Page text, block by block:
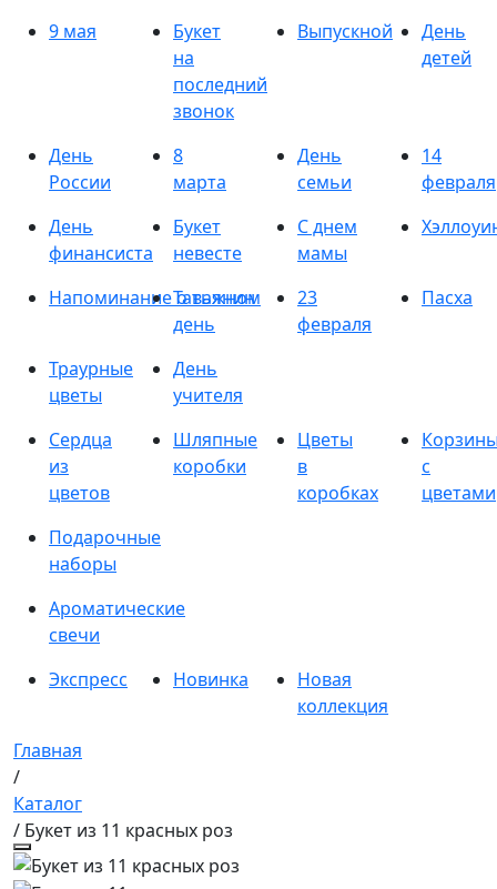
9 мая
Букет
на
последний
звонок
Выпускной
День
детей
День
России
8
марта
День
семьи
14
февраля
День
финансиста
Букет
невесте
С днем
мамы
Напоминание о важном
Татьянин
день
23
февраля
Пасха
Траурные
цветы
День
учителя
Сердца
из
цветов
Шляпные
коробки
Цветы
в
коробках
с
цветами
Подарочные
наборы
Ароматические
свечи
Экспресс
Новинка
Новая
коллекция
Главная
/
Каталог
/ Букет из 11 красных роз